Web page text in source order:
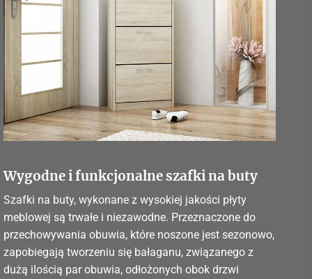
Wygodne i funkcjonalne szafki na buty
Szafki na buty, wykonane z wysokiej jakości płyty
meblowej są trwałe i niezawodne. Przeznaczone do
przechowywania obuwia, które noszone jest sezonowo,
zapobiegają tworzeniu się bałaganu, związanego z
dużą ilością par obuwia, odłożonych obok drzwi